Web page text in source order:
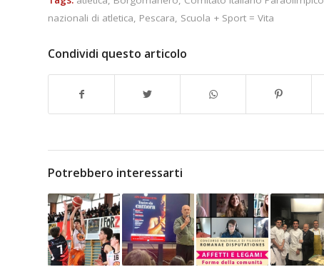
nazionali di atletica, Pescara, Scuola + Sport = Vita
Condividi questo articolo
Potrebbero interessarti